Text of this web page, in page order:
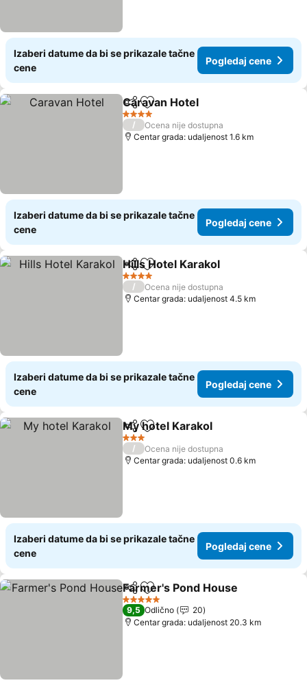
Izaberi datume da bi se prikazale tačne
cene
Pogledaj cene
Deli Dodati u favorite
Caravan Hotel
4 Zvezdice
/
Ocena nije dostupna
Centar grada: udaljenost 1.6 km
Izaberi datume da bi se prikazale tačne
cene
Pogledaj cene
Deli Dodati u favorite
Hills Hotel Karakol
4 Zvezdice
/
Ocena nije dostupna
Centar grada: udaljenost 4.5 km
Izaberi datume da bi se prikazale tačne
cene
Pogledaj cene
Deli Dodati u favorite
My hotel Karakol
3 Zvezdice
/
Ocena nije dostupna
Centar grada: udaljenost 0.6 km
Izaberi datume da bi se prikazale tačne
cene
Pogledaj cene
Deli Dodati u favorite
Farmer's Pond House
5 Zvezdice
9,5 Odlično
20
Centar grada: udaljenost 20.3 km